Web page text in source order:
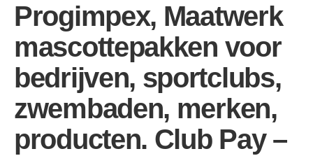
Progimpex, Maatwerk
mascottepakken voor
bedrijven, sportclubs,
zwembaden, merken,
producten. Club Pay –